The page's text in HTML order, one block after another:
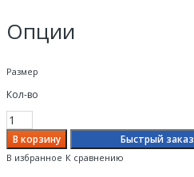
Опции
Размер
Кол-во
Быстрый заказ
В избранное К сравнению